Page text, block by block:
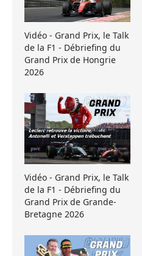
Vidéo - Grand Prix, le Talk
de la F1 - Débriefing du
Grand Prix de Hongrie
2026
Vidéo - Grand Prix, le Talk
de la F1 - Débriefing du
Grand Prix de Grande-
Bretagne 2026